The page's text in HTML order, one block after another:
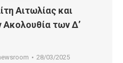
Αιτωλίας και
Ακολουθία των Δ’
28/03/2025